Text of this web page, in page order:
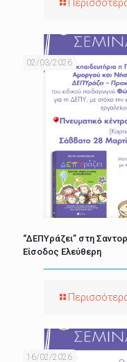
02/03/2026
“ΔΕΠΥράζει” στη
Είσοδος Ελεύθερη
16/02/2026